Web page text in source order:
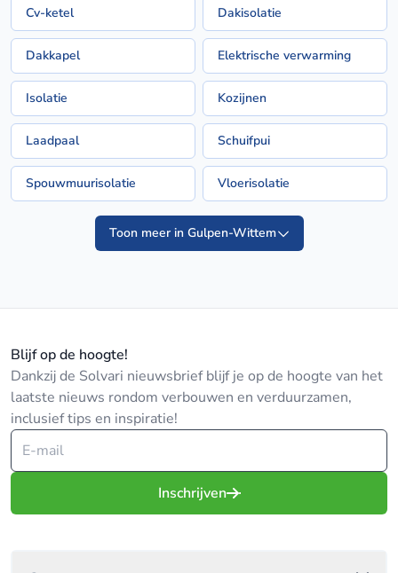
Cv-ketel Dakisolatie
Dakkapel Elektrische verwarming
Isolatie Kozijnen
Laadpaal Schuifpui
Spouwmuurisolatie Vloerisolatie
Toon meer in Gulpen-Wittem
Blijf op de hoogte!
Dankzij de Solvari nieuwsbrief blijf je op de hoogte van het
laatste nieuws rondom verbouwen en verduurzamen,
inclusief tips en inspiratie!
Inschrijven